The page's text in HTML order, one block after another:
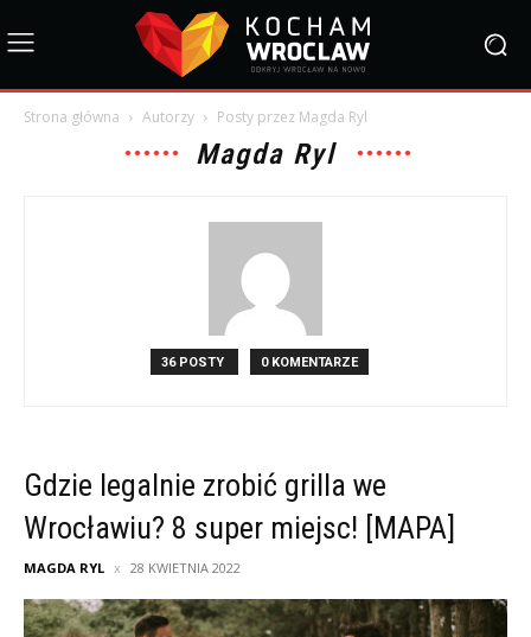
Strona główna Autorzy Posty przez Magda Ryl
Magda Ryl
36 POSTY 0 KOMENTARZE
Gdzie legalnie zrobić grilla we
Wrocławiu? 8 super miejsc! [MAPA]
MAGDA RYL 28 KWIETNIA 2022